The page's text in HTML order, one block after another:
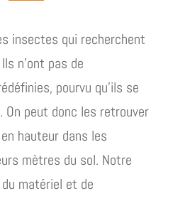
insectes qui recherchent
n’ont pas de
pourvu qu’ils se
peut donc les retrouver
hauteur dans les
mètres du sol. Notre
matériel et de